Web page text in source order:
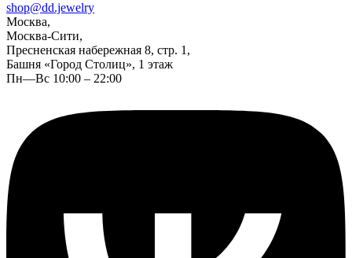
shop@dd.jewelry
Москва,
Москва-Сити,
Пресненская набережная 8, стр. 1,
Башня «Город Столиц», 1 этаж
Пн—Вс 10:00 – 22:00